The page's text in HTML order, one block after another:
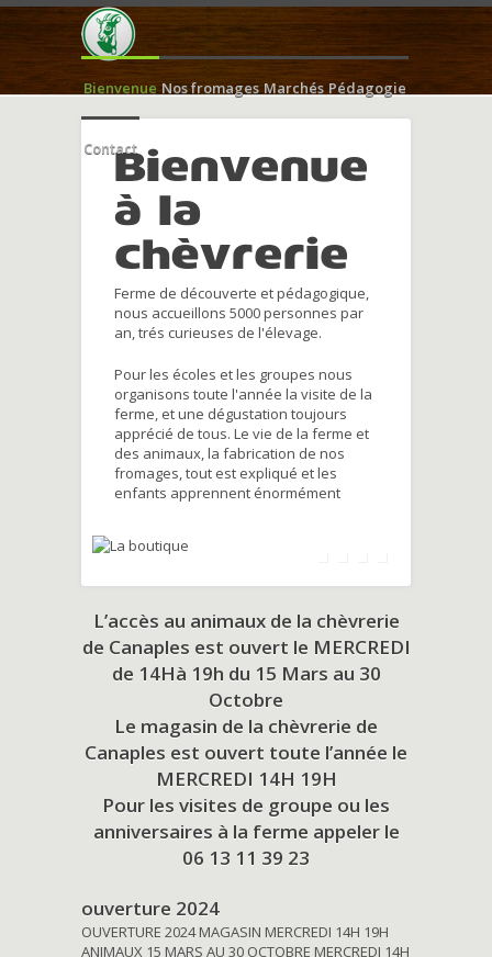
Bienvenue Nos fromages Marchés Pédagogie
ContactBienvenue
à la
chèvrerie
Ferme de découverte et pédagogique,
nous accueillons 5000 personnes par
an, trés curieuses de l'élevage.
Pour les écoles et les groupes nous
organisons toute l'année la visite de la
ferme, et une dégustation toujours
apprécié de tous. Le vie de la ferme et
des animaux, la fabrication de nos
fromages, tout est expliqué et les
enfants apprennent énormément
L’accès au animaux de la chèvrerie
de Canaples est ouvert le MERCREDI
de 14Hà 19h du 15 Mars au 30
Octobre
Le magasin de la chèvrerie de
Canaples est ouvert toute l’année le
MERCREDI 14H 19H
Pour les visites de groupe ou les
anniversaires à la ferme appeler le
06 13 11 39 23
ouverture 2024
OUVERTURE 2024 MAGASIN MERCREDI 14H 19H
ANIMAUX 15 MARS AU 30 OCTOBRE MERCREDI 14H